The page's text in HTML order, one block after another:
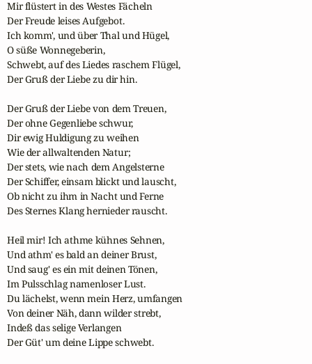
Mir flüstert in des Westes Fächeln
Der Freude leises Aufgebot.
Ich komm', und über Thal und Hügel,
O süße Wonnegeberin,
Schwebt, auf des Liedes raschem Flügel,
Der Gruß der Liebe zu dir hin.
Der Gruß der Liebe von dem Treuen,
Der ohne Gegenliebe schwur,
Dir ewig Huldigung zu weihen
Wie der allwaltenden Natur;
Der stets, wie nach dem Angelsterne
Der Schiffer, einsam blickt und lauscht,
Ob nicht zu ihm in Nacht und Ferne
Des Sternes Klang hernieder rauscht.
Heil mir! Ich athme kühnes Sehnen,
Und athm' es bald an deiner Brust,
Und saug' es ein mit deinen Tönen,
Im Pulsschlag namenloser Lust.
Du lächelst, wenn mein Herz, umfangen
Von deiner Näh, dann wilder strebt,
Indeß das selige Verlangen
Der Güt' um deine Lippe schwebt.